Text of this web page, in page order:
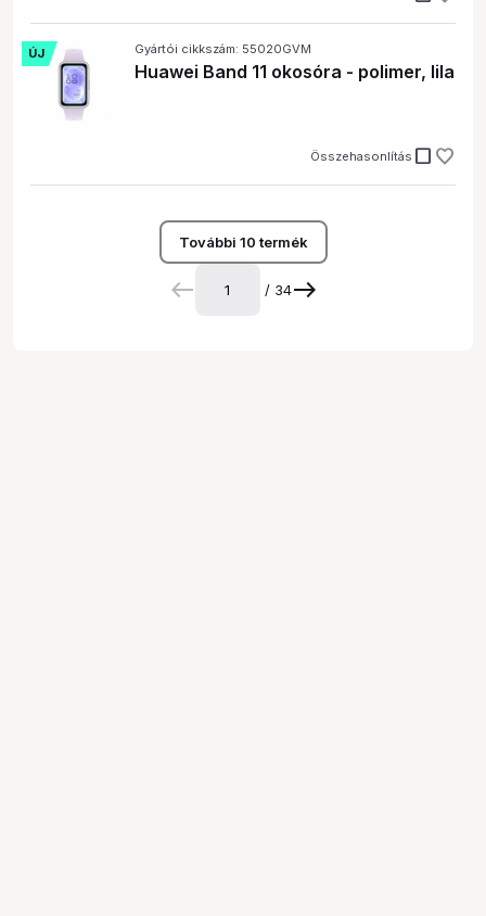
ÚJ Gyártói cikkszám: 55020GVM
Huawei Band 11 okosóra - polimer, lila
Összehasonlítás check_box_outline_blank
További 10 termék
/ 34